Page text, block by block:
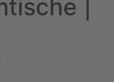
|